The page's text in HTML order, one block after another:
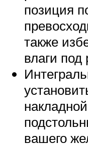
позиция
также
влаги под
вашего